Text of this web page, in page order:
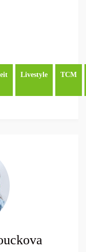
Livestyle TCM